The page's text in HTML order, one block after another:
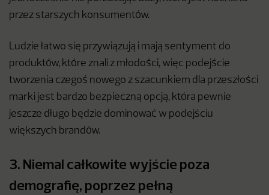
przez starszych konsumentów.
Ludzie łatwo się przywiązują i mają sentyment do
produktów, które znali z młodości, więc podejście
tworzenia czegoś nowego z szacunkiem dla przeszłości
marki jest bardzo bezpieczną opcją, która pewnie
jeszcze długo będzie dominować w podejściu
większych brandów.
3. Niemal całkowite wyjście poza
demografię, poprzez pełną